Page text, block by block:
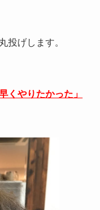
投げします。
くやりたかった」